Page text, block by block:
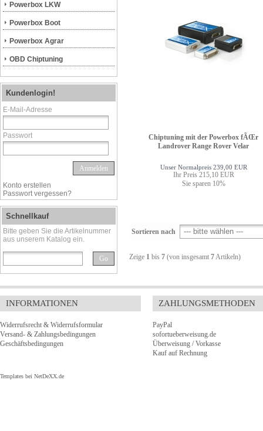
Chiptuning mit der Powerbox fÃŒr
Landrover Range Rover Velar
Unser Normalpreis 239,00 EUR
Ihr Preis 215,10 EUR
Sie sparen 10%
Sortieren nach
Zeige 1 bis 7 (von insgesamt 7Artikeln)
Powerbox LKW
Powerbox Boot
Powerbox Agrar
OBD Chiptuning
Kundenlogin!
E-Mail-Adresse
Passwort
Anmelden
Konto erstellen
Passwort vergessen?
Schnellkauf
Bitte geben Sie die Artikelnummer
aus unserem Katalog ein.
Go
INFORMATIONEN
Widerrufsrecht & Widerrufsformular
Versand- & Zahlungsbedingungen
Geschäftsbedingungen
ZAHLUNGSMETHODEN
PayPal
sofortueberweisung.de
Überweisung / Vorkasse
Kauf auf Rechnung
Templates bei NetDeXX.de